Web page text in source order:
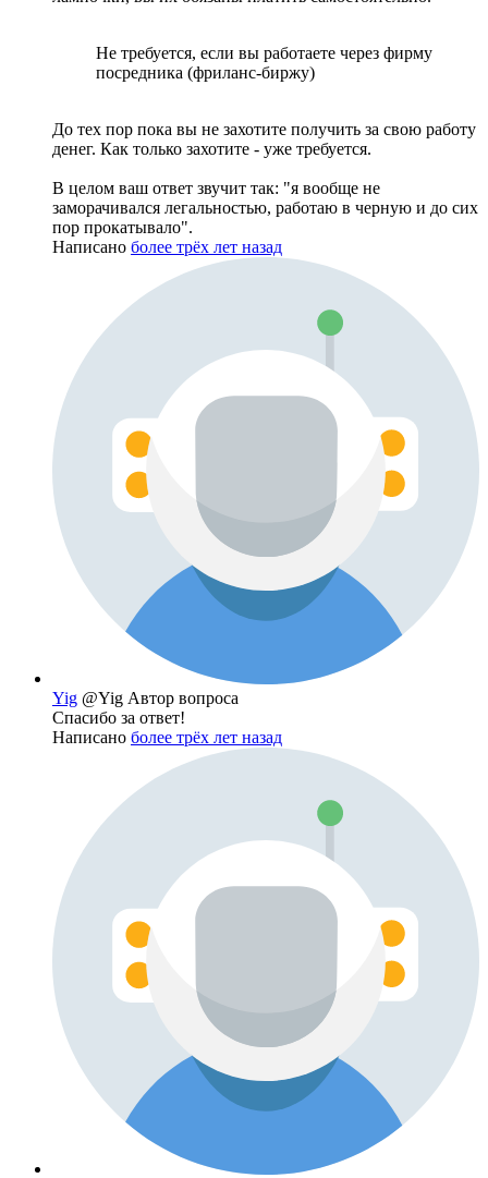
Не требуется, если вы работаете через фирму
посредника (фриланс-биржу)
До тех пор пока вы не захотите получить за свою работу
денег. Как только захотите - уже требуется.
В целом ваш ответ звучит так: "я вообще не
заморачивался легальностью, работаю в черную и до сих
пор прокатывало".
Написано более трёх лет назад
Yig @Yig Автор вопроса
Спасибо за ответ!
Написано более трёх лет назад